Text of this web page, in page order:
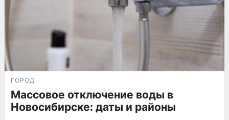
ГОРОД
Массовое отключение воды в
Новосибирске: даты и районы